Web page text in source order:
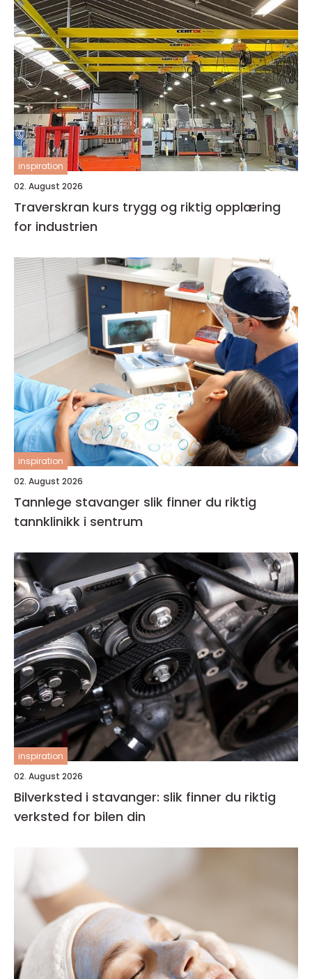
inspiration
02. August 2026
Traverskran kurs trygg og riktig opplæring
for industrien
inspiration
02. August 2026
Tannlege stavanger slik finner du riktig
tannklinikk i sentrum
inspiration
02. August 2026
Bilverksted i stavanger: slik finner du riktig
verksted for bilen din